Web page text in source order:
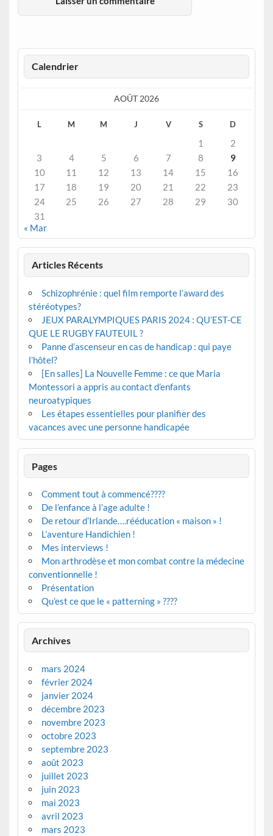
Calendrier
AOÛT 2026
L M M J V S D
1
2
3
4 5 6 7 8
9
10
11 12 13 14 15
16
17
18 19 20 21 22
23
24
25 26 27 28 29
30
31
« Mar
Articles Récents
Schizophrénie : quel film remporte l’award des
stéréotypes?
JEUX PARALYMPIQUES PARIS 2024 : QU’EST-CE
QUE LE RUGBY FAUTEUIL ?
Panne d’ascenseur en cas de handicap : qui paye
l’hôtel?
[En salles] La Nouvelle Femme : ce que Maria
Montessori a appris au contact d’enfants
neuroatypiques
Les étapes essentielles pour planifier des
vacances avec une personne handicapée
Pages
Comment tout à commencé????
De l’enfance à l’age adulte !
De retour d’Irlande….rééducation « maison » !
L’aventure Handichien !
Mes interviews !
Mon arthrodèse et mon combat contre la médecine
conventionnelle !
Présentation
Qu’est ce que le « patterning » ????
Archives
mars 2024
février 2024
janvier 2024
décembre 2023
novembre 2023
octobre 2023
septembre 2023
août 2023
juillet 2023
juin 2023
mai 2023
avril 2023
mars 2023